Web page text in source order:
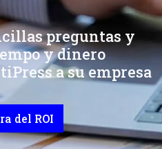
preguntas y
y dinero
a su empresa
del ROI